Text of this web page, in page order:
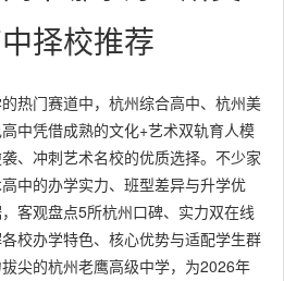
择校推荐
热门赛道中，杭州综合高中、杭州美
中凭借成熟的文化+艺术双轨育人模
、冲刺艺术名校的优质选择。不少家
中的办学实力、班型差异与升学优
客观盘点5所杭州口碑、实力双在线
校办学特色、核心优势与适配学生群
尖的杭州老鹰高级中学，为2026年